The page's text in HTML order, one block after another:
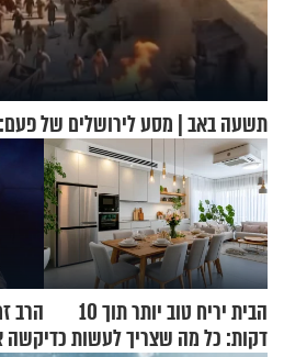
תשעה באב | מסע לירושלים של פעם:
הבית יריח טוב יותר תוך 10
דקות: כל מה שצריך לעשות כדי
הרב
קשה